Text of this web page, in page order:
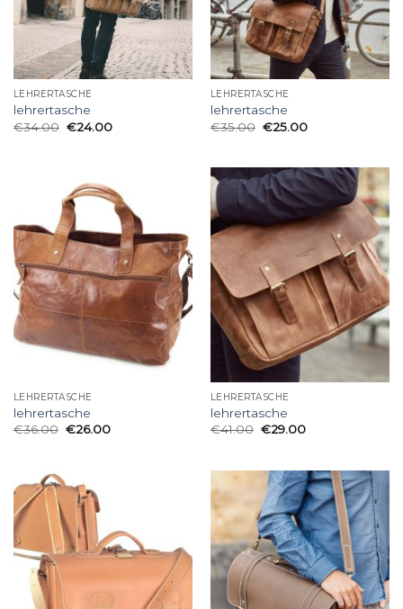
LEHRERTASCHE
lehrertasche
€34.00 €24.00
LEHRERTASCHE
lehrertasche
€35.00 €25.00
LEHRERTASCHE
lehrertasche
€36.00 €26.00
LEHRERTASCHE
lehrertasche
€41.00 €29.00